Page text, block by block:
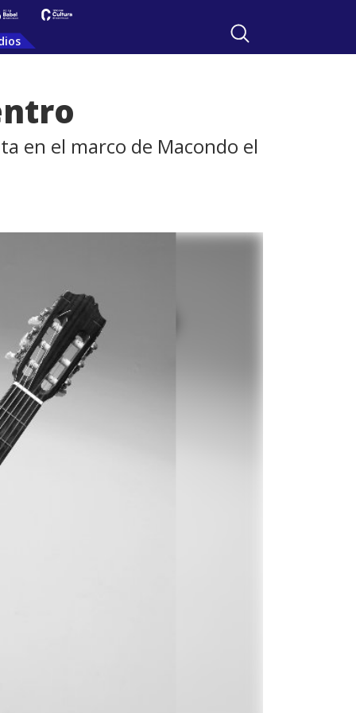
en el marco de Macondo el